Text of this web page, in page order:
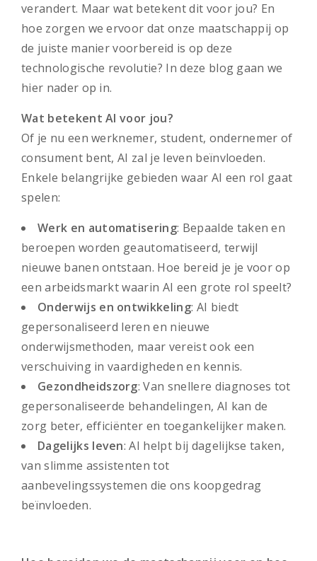
verandert. Maar wat betekent dit voor jou? En
hoe zorgen we ervoor dat onze maatschappij op
de juiste manier voorbereid is op deze
technologische revolutie? In deze blog gaan we
hier nader op in.
Wat betekent AI voor jou?
Of je nu een werknemer, student, ondernemer of
consument bent, AI zal je leven beïnvloeden.
Enkele belangrijke gebieden waar AI een rol gaat
spelen:
Werk en automatisering: Bepaalde taken en
beroepen worden geautomatiseerd, terwijl
nieuwe banen ontstaan. Hoe bereid je je voor op
een arbeidsmarkt waarin AI een grote rol speelt?
Onderwijs en ontwikkeling: AI biedt
gepersonaliseerd leren en nieuwe
onderwijsmethoden, maar vereist ook een
verschuiving in vaardigheden en kennis.
Gezondheidszorg: Van snellere diagnoses tot
gepersonaliseerde behandelingen, AI kan de
zorg beter, efficiënter en toegankelijker maken.
Dagelijks leven: AI helpt bij dagelijkse taken,
van slimme assistenten tot
aanbevelingssystemen die ons koopgedrag
beïnvloeden.